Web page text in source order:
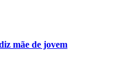
mãe de jovem